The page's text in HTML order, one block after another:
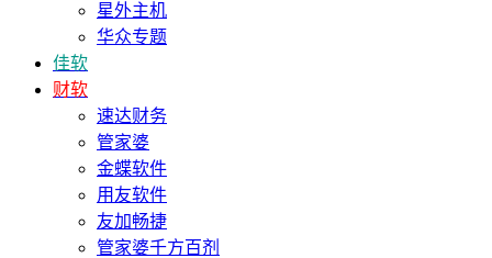
星外主机
华众专题
佳软
财软
速达财务
管家婆
金蝶软件
用友软件
友加畅捷
管家婆千方百剂